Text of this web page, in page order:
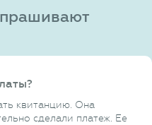
квитанцию. Она
сделали платеж. Ее